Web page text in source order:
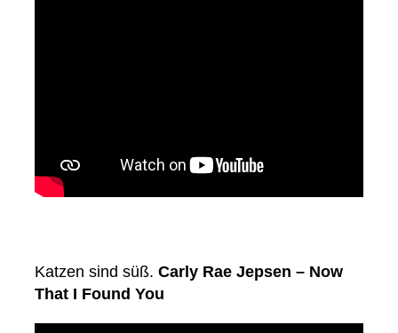
Katzen sind süß. Carly Rae Jepsen – Now
That I Found You